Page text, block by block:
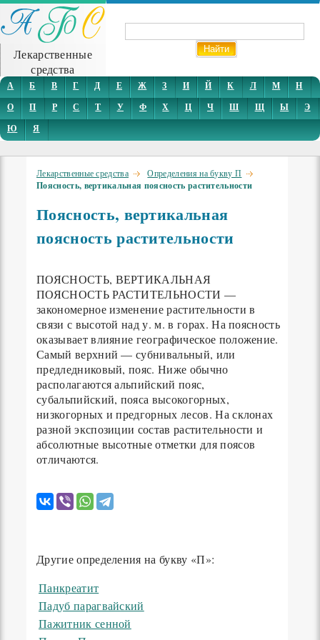
Лекарственные
средства
А Б В Г Д Е Ж З И Й К Л М
Н
О
П Р С Т У Ф Х Ц Ч Ш Щ Ы
Э
Ю
Я
Лекарственные средства Определения на букву П
Поясность, вертикальная поясность растительности
Поясность, вертикальная
поясность растительности
ПОЯСНОСТЬ, ВЕРТИКАЛЬНАЯ
ПОЯСНОСТЬ РАСТИТЕЛЬНОСТИ —
закономерное изменение растительности в
связи с высотой над у. м. в горах. На поясность
оказывает влияние географическое положение.
Самый верхний — субнивальный, или
предледниковый, пояс. Ниже обычно
располагаются альпийский пояс,
субальпийский, пояса высокогорных,
низкогорных и предгорных лесов. На склонах
разной экспозиции состав растительности и
абсолютные высотные отметки для поясов
отличаются.
Другие определения на букву «П»:
Панкреатит
Падуб парагвайский
Пажитник сенной